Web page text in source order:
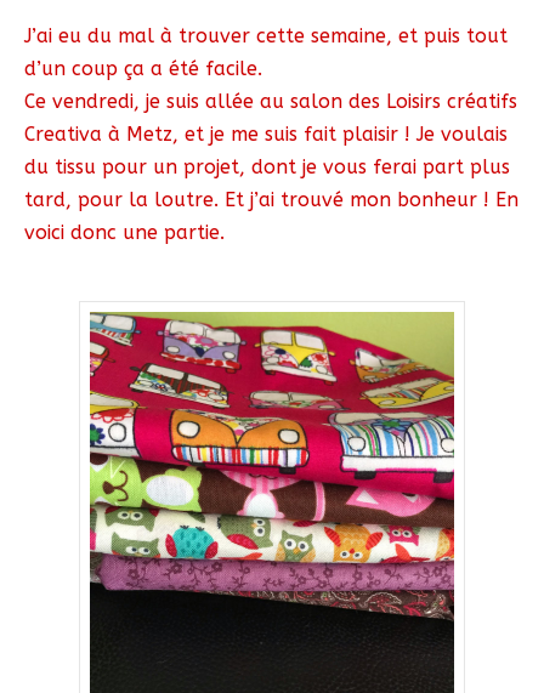
J’ai eu du mal à trouver cette semaine, et puis tout
d’un coup ça a été facile.
Ce vendredi, je suis allée au salon des Loisirs créatifs
Creativa à Metz, et je me suis fait plaisir ! Je voulais
du tissu pour un projet, dont je vous ferai part plus
tard, pour la loutre. Et j’ai trouvé mon bonheur ! En
voici donc une partie.